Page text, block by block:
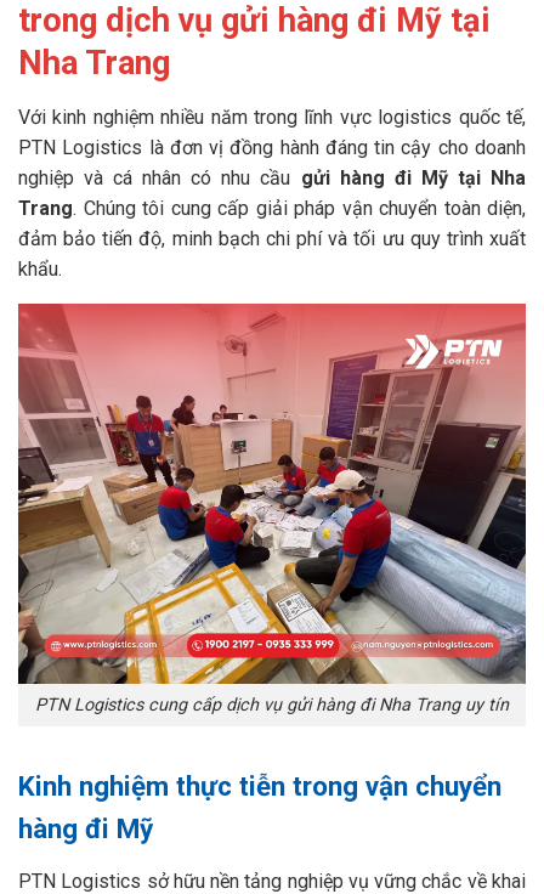
trong dịch vụ gửi hàng đi Mỹ tại
Nha Trang
Với kinh nghiệm nhiều năm trong lĩnh vực logistics quốc tế,
PTN Logistics là đơn vị đồng hành đáng tin cậy cho doanh
nghiệp và cá nhân có nhu cầu gửi hàng đi Mỹ tại Nha
Trang. Chúng tôi cung cấp giải pháp vận chuyển toàn diện,
đảm bảo tiến độ, minh bạch chi phí và tối ưu quy trình xuất
khẩu.
PTN Logistics cung cấp dịch vụ gửi hàng đi Nha Trang uy tín
Kinh nghiệm thực tiễn trong vận chuyển
hàng đi Mỹ
PTN Logistics sở hữu nền tảng nghiệp vụ vững chắc về khai